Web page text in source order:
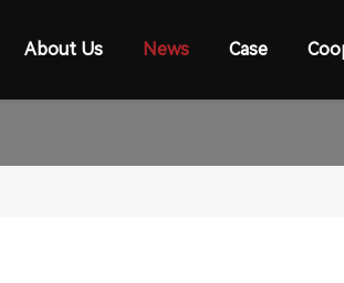
About Us News Case